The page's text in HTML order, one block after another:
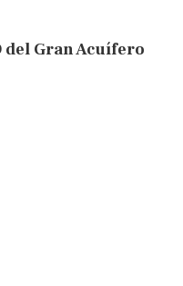
del Gran Acuífero